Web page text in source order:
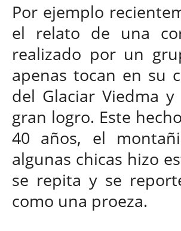
Por ejemplo
el relato de una
realizado por un
apenas tocan en su
del Glaciar Viedma
gran logro. Este
40 años, el
algunas chicas hizo
se repita y se
como una proeza.